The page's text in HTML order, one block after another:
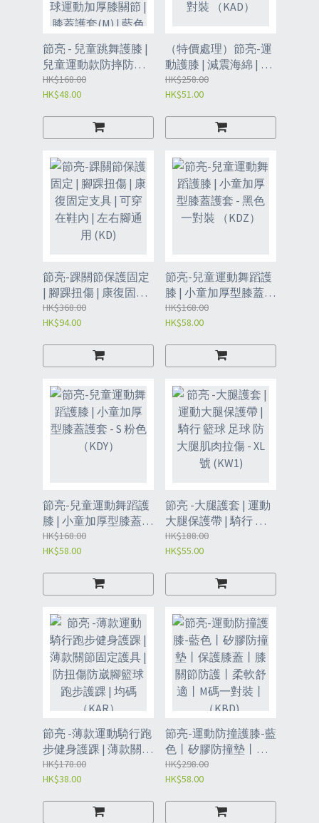
節亮 - 兒童跳舞護膝 |
兒童運動款防摔防撞
加厚護具 | 打籃球保護
套 | 足球運動加厚膝關
色一對裝（KAX）
HK$168.00
HK$48.00
（特價處理）節亮-運
動護膝 | 減震海綿 | 保
護關節護膝 | 膝關節穩
定-一對裝 （KAD）
HK$258.00
HK$51.00
節亮-踝關節保護固定
| 腳踝扭傷 | 康復固定
支具 | 可穿在鞋內 | 左
右腳通用 (KD)
HK$368.00
HK$94.00
節亮-兒童運動舞蹈護
膝 | 小童加厚型膝蓋護
套 - 黑色一對裝
（KDZ）
HK$168.00
HK$58.00
節亮-兒童運動舞蹈護
膝 | 小童加厚型膝蓋護
套 - S 粉色 （KDY）
HK$168.00
HK$58.00
節亮 -大腿護套 | 運動
大腿保護帶 | 騎行 籃
球 足球 防大腿肌肉拉
傷 - XL號 (KW1)
HK$188.00
HK$55.00
節亮 -薄款運動騎行跑
步健身護踝 | 薄款關節
固定護具 | 防扭傷防崴
腳籃球跑步護踝 | 均碼
HK$178.00
HK$38.00
節亮-運動防撞護膝-藍
色丨矽膠防撞墊丨保
護膝蓋丨膝關節防護
丨柔軟舒適丨M碼一對
HK$298.00
HK$58.00